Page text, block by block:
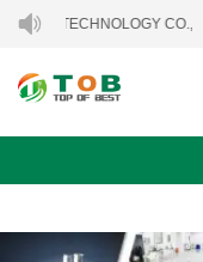
TECHNOLOGY CO., LTD..